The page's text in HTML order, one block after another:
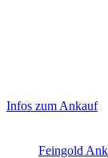
Sidebar
Infos zum Ankauf
Feingold